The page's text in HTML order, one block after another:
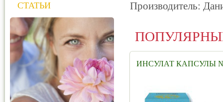
Производитель:
ИНСУЛАТ КАПСУЛЫ
СТАТЬИ